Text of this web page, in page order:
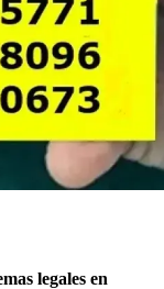
legales en